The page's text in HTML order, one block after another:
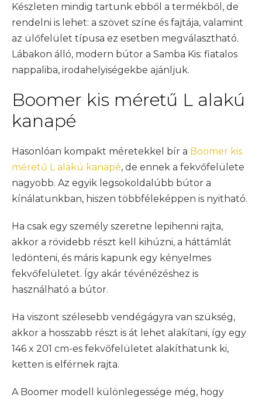
Készleten mindig tartunk ebből a termékből, de
rendelni is lehet: a szövet színe és fajtája, valamint
az ülőfelület típusa ez esetben megválasztható.
Lábakon álló, modern bútor a Samba Kis: fiatalos
nappaliba, irodahelyiségekbe ajánljuk.
Boomer kis méretű L alakú
kanapé
Hasonlóan kompakt méretekkel bír a Boomer kis
méretű L alakú kanapé, de ennek a fekvőfelülete
nagyobb. Az egyik legsokoldalúbb bútor a
kínálatunkban, hiszen többféleképpen is nyitható.
Ha csak egy személy szeretne lepihenni rajta,
akkor a rövidebb részt kell kihúzni, a háttámlát
ledönteni, és máris kapunk egy kényelmes
fekvőfelületet. Így akár tévénézéshez is
használható a bútor.
Ha viszont szélesebb vendégágyra van szükség,
akkor a hosszabb részt is át lehet alakítani, így egy
146 x 201 cm-es fekvőfelületet alakíthatunk ki,
ketten is elférnek rajta.
A Boomer modell különlegessége még, hogy